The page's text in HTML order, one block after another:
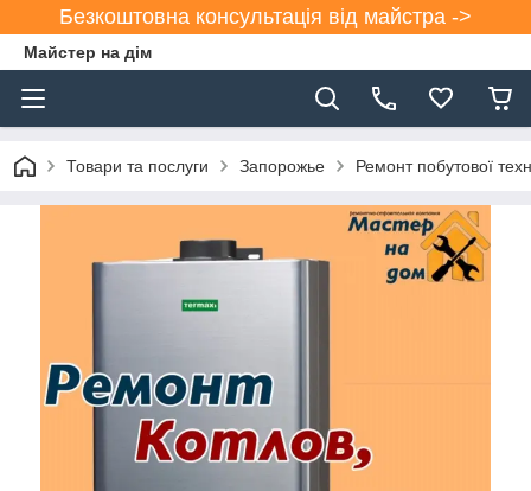
Безкоштовна консультація від майстра ->
Майстер на дім
Товари та послуги Запорожье Ремонт побутової